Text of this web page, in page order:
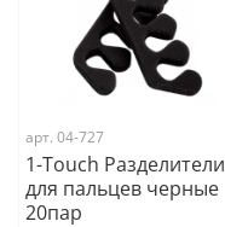
арт. 04-727
1-Touch Разделители
для пальцев черные
20пар